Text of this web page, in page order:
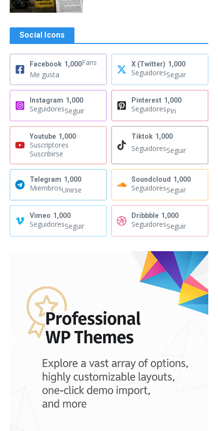
Social Icons
Facebook 1,000Fans
Me gusta
X (Twitter) 1,000
SeguidoresSeguir
Instagram 1,000
SeguidoresSeguir
Pinterest 1,000
SeguidoresPin
Youtube 1,000
Suscriptores
Suscribirse
Tiktok 1,000
SeguidoresSeguir
Telegram 1,000
MiembrosUnirse
Soundcloud 1,000
SeguidoresSeguir
Vimeo 1,000
SeguidoresSeguir
Dribbble 1,000
SeguidoresSeguir